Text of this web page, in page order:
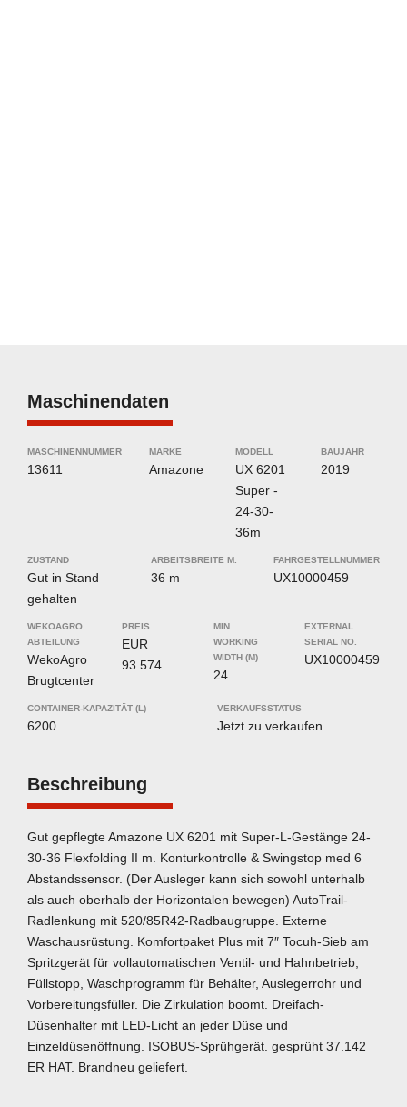
Maschinendaten
MASCHINENNUMMER
13611
MARKE
Amazone
MODELL
UX 6201
Super -
24-30-
36m
BAUJAHR
2019
ZUSTAND
Gut in Stand
gehalten
ARBEITSBREITE M.
36 m
FAHRGESTELLNUMMER
UX10000459
WEKOAGRO
ABTEILUNG
WekoAgro
Brugtcenter
PREIS
EUR
93.574
MIN.
WORKING
WIDTH (M)
24
EXTERNAL
SERIAL NO.
UX10000459
CONTAINER-KAPAZITÄT (L)
6200
VERKAUFSSTATUS
Jetzt zu verkaufen
Beschreibung
Gut gepflegte Amazone UX 6201 mit Super-L-Gestänge 24-
30-36 Flexfolding II m. Konturkontrolle & Swingstop med 6
Abstandssensor. (Der Ausleger kann sich sowohl unterhalb
als auch oberhalb der Horizontalen bewegen) AutoTrail-
Radlenkung mit 520/85R42-Radbaugruppe. Externe
Waschausrüstung. Komfortpaket Plus mit 7″ Tocuh-Sieb am
Spritzgerät für vollautomatischen Ventil- und Hahnbetrieb,
Füllstopp, Waschprogramm für Behälter, Auslegerrohr und
Vorbereitungsfüller. Die Zirkulation boomt. Dreifach-
Düsenhalter mit LED-Licht an jeder Düse und
Einzeldüsenöffnung. ISOBUS-Sprühgerät. gesprüht 37.142
ER HAT. Brandneu geliefert.